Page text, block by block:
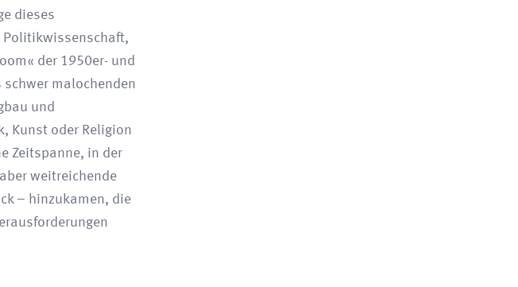
dieses
Politikwissenschaft,
der 1950er- und
schwer malochenden
und
Kunst oder Religion
Zeitspanne, in der
weitreichende
– hinzukamen, die